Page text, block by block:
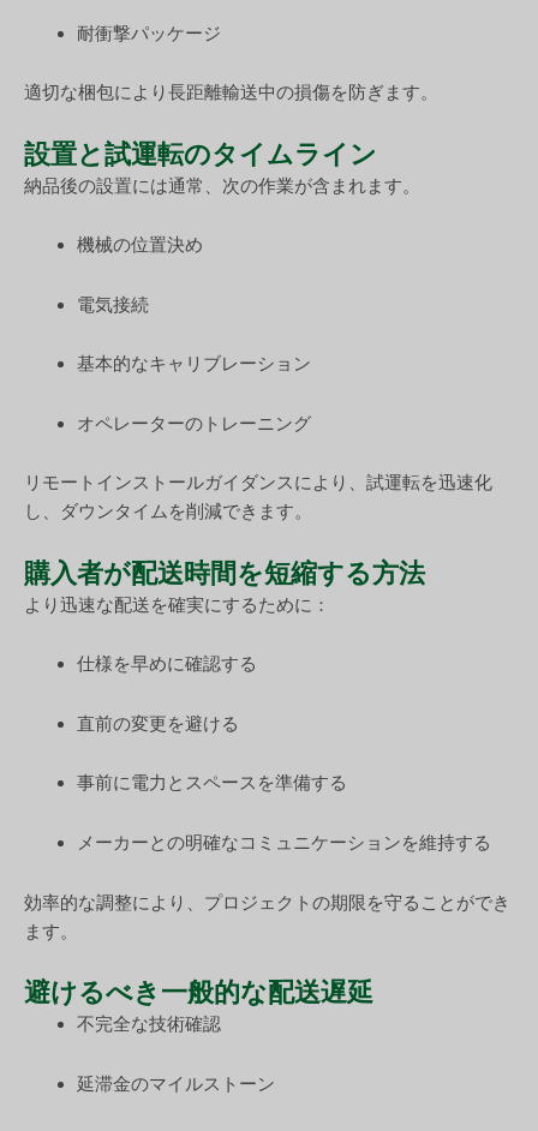
耐衝撃パッケージ
適切な梱包により長距離輸送中の損傷を防ぎます。
設置と試運転のタイムライン
納品後の設置には通常、次の作業が含まれます。
機械の位置決め
電気接続
基本的なキャリブレーション
オペレーターのトレーニング
リモートインストールガイダンスにより、試運転を迅速化
し、ダウンタイムを削減できます。
購入者が配送時間を短縮する方法
より迅速な配送を確実にするために：
仕様を早めに確認する
直前の変更を避ける
事前に電力とスペースを準備する
メーカーとの明確なコミュニケーションを維持する
効率的な調整により、プロジェクトの期限を守ることができ
ます。
避けるべき一般的な配送遅延
不完全な技術確認
延滞金のマイルストーン